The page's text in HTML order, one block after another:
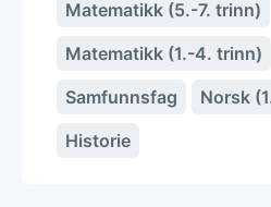
Matematikk (5.-7. trinn)
Matematikk (1.-4. trinn)
Samfunnsfag
Norsk
Historie